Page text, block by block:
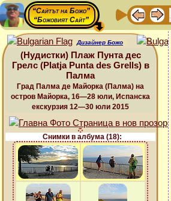
“Сайтът на Божо”
“Божовият Сайт”
Дизайнер Божо
(Нудистки) Плаж Пунта дес
Грелс (Platja Punta des Grells) в
Палма
Град Палма де Майорка (Палма) на
остров Майорка, 16—28 юли, Испанска
екскурзия 12—30 юли 2015
Снимки в албума (18):